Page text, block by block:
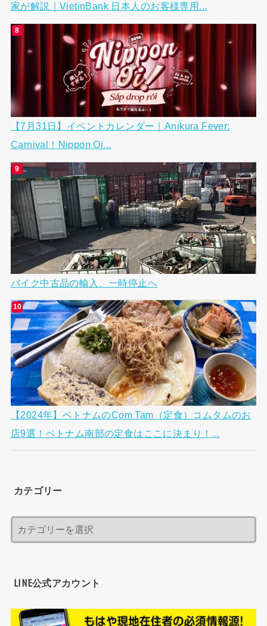
家が解説｜VietinBank 日本人のお客様専用...
【7月31日】イベントカレンダー｜Anikura Fever:
Carnival！Nippon Oi...
バイク中古品の輸入、一時停止へ
【2024年】ベトナムのCom Tam（定食）コムタムのお
店9選！ベトナム南部の定食はここに決まり！...
カテゴリー
LINE公式アカウント